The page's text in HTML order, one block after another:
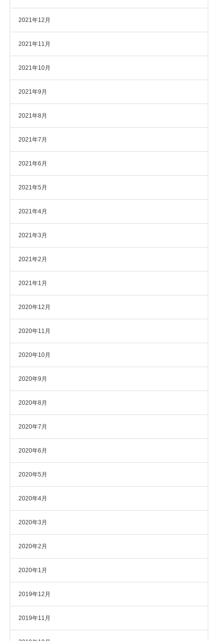
2021年12月
2021年11月
2021年10月
2021年9月
2021年8月
2021年7月
2021年6月
2021年5月
2021年4月
2021年3月
2021年2月
2021年1月
2020年12月
2020年11月
2020年10月
2020年9月
2020年8月
2020年7月
2020年6月
2020年5月
2020年4月
2020年3月
2020年2月
2020年1月
2019年12月
2019年11月